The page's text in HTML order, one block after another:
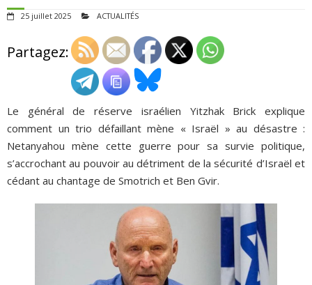
QUI SOMMES-NOUS ?
ADHÉSIONS, DONS, CONTACT
25 juillet 2025 ACTUALITÉS
Partagez:
Le général de réserve israélien Yitzhak Brick explique
comment un trio défaillant mène « Israël » au désastre :
Netanyahou mène cette guerre pour sa survie politique,
s’accrochant au pouvoir au détriment de la sécurité d’Israël et
cédant au chantage de Smotrich et Ben Gvir.